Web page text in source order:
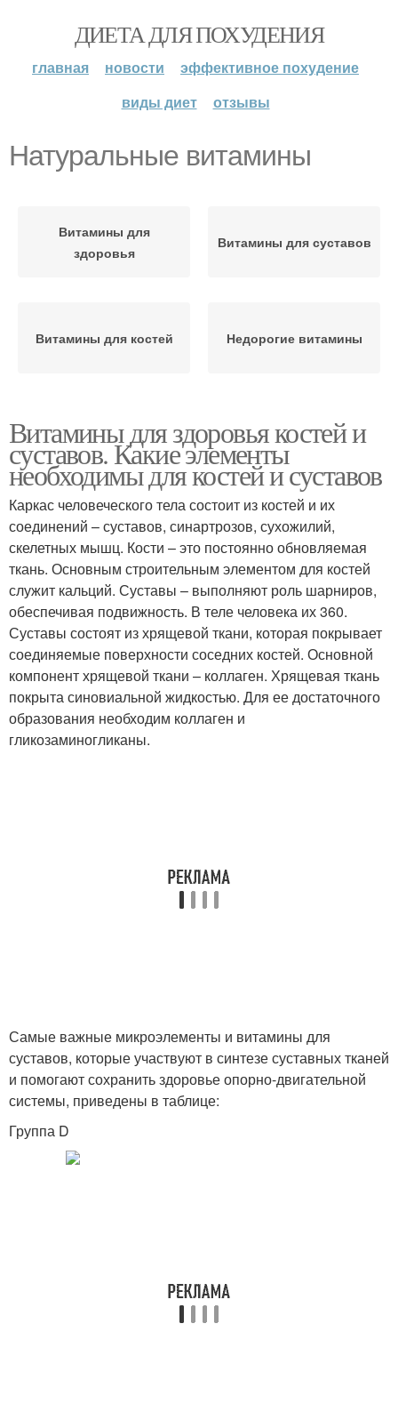
ДИЕТА ДЛЯ ПОХУДЕНИЯ
главная новости
эффективное похудение
виды диет
отзывы
Натуральные витамины
Витамины для
здоровья
Витамины для суставов
Витамины для костей Недорогие витамины
Витамины для здоровья костей и
суставов. Какие элементы
необходимы для костей и суставов
Каркас человеческого тела состоит из костей и их
соединений – суставов, синартрозов, сухожилий,
скелетных мышц. Кости – это постоянно обновляемая
ткань. Основным строительным элементом для костей
служит кальций. Суставы – выполняют роль шарниров,
обеспечивая подвижность. В теле человека их 360.
Суставы состоят из хрящевой ткани, которая покрывает
соединяемые поверхности соседних костей. Основной
компонент хрящевой ткани – коллаген. Хрящевая ткань
покрыта синовиальной жидкостью. Для ее достаточного
образования необходим коллаген и
гликозаминогликаны.
Самые важные микроэлементы и витамины для
суставов, которые участвуют в синтезе суставных тканей
и помогают сохранить здоровье опорно-двигательной
системы, приведены в таблице:
Группа D